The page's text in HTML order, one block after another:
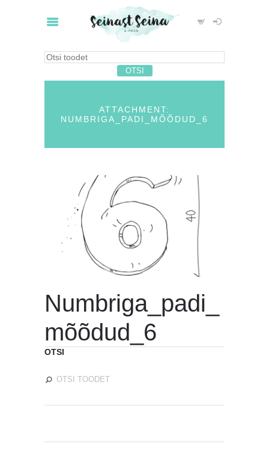
ATTACHMENT:
NUMBRIGA_PADI_MÕÕDUD_6
Numbriga_padi_
mõõdud_6
OTSI